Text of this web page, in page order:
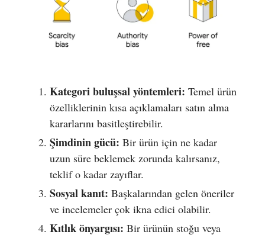
Kategori buluşsal yöntemleri: Temel ürün
özelliklerinin kısa açıklamaları satın alma
kararlarını basitleştirebilir.
Şimdinin gücü: Bir ürün için ne kadar
uzun süre beklemek zorunda kalırsanız,
teklif o kadar zayıflar.
Sosyal kanıt: Başkalarından gelen öneriler
ve incelemeler çok ikna edici olabilir.
Kıtlık önyargısı: Bir ürünün stoğu veya